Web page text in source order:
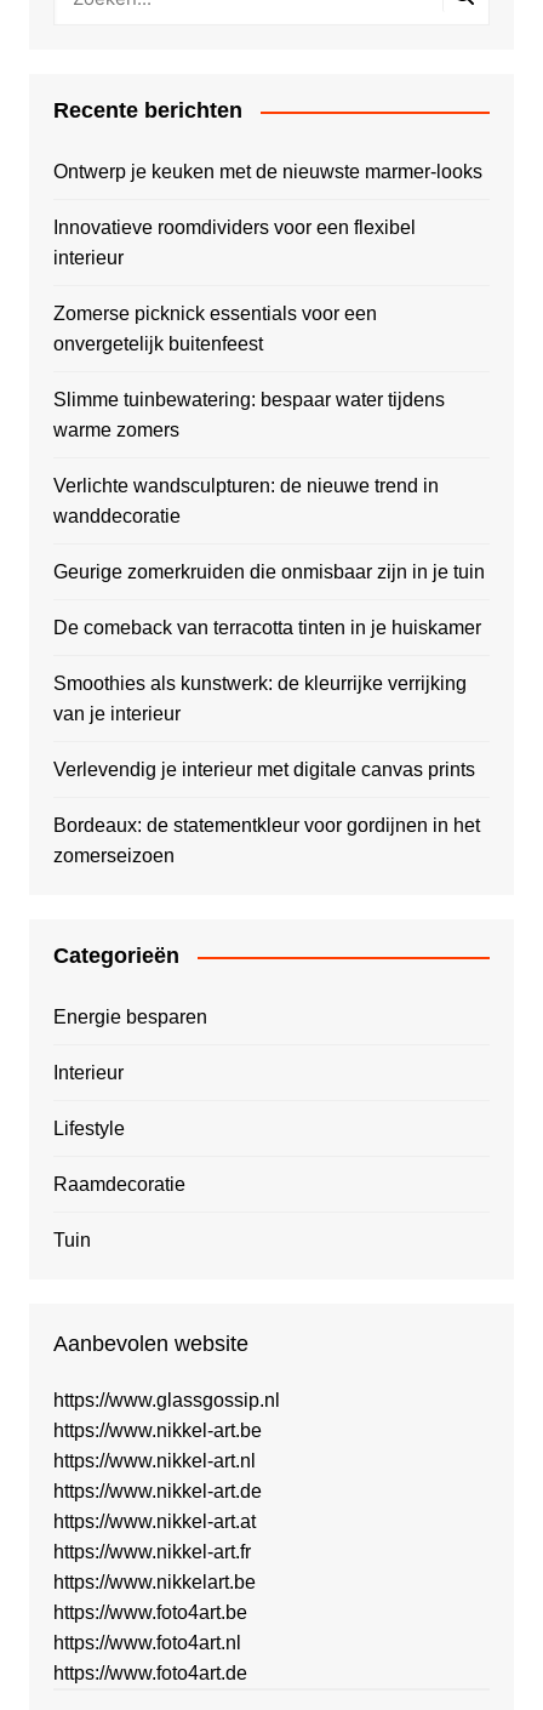
Recente berichten
Ontwerp je keuken met de nieuwste marmer-looks
Innovatieve roomdividers voor een flexibel
interieur
Zomerse picknick essentials voor een
onvergetelijk buitenfeest
Slimme tuinbewatering: bespaar water tijdens
warme zomers
Verlichte wandsculpturen: de nieuwe trend in
wanddecoratie
Geurige zomerkruiden die onmisbaar zijn in je tuin
De comeback van terracotta tinten in je huiskamer
Smoothies als kunstwerk: de kleurrijke verrijking
van je interieur
Verlevendig je interieur met digitale canvas prints
Bordeaux: de statementkleur voor gordijnen in het
zomerseizoen
Categorieën
Energie besparen
Interieur
Lifestyle
Raamdecoratie
Tuin
Aanbevolen website
https://www.glassgossip.nl
https://www.nikkel-art.be
https://www.nikkel-art.nl
https://www.nikkel-art.de
https://www.nikkel-art.at
https://www.nikkel-art.fr
https://www.nikkelart.be
https://www.foto4art.be
https://www.foto4art.nl
https://www.foto4art.de